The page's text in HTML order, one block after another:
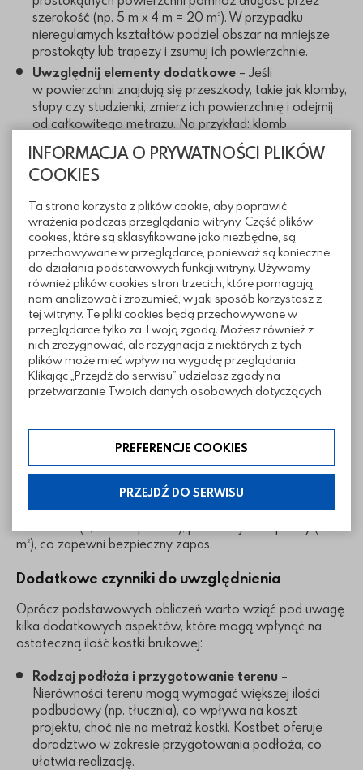
INFORMACJA O PRYWATNOŚCI PLIKÓW
COOKIES
Ta strona korzysta z plików cookie, aby poprawić
wrażenia podczas przeglądania witryny. Część plików
cookies, które są sklasyfikowane jako niezbędne, są
przechowywane w przeglądarce, ponieważ są konieczne
do działania podstawowych funkcji witryny. Używamy
również plików cookies stron trzecich, które pomagają
nam analizować i zrozumieć, w jaki sposób korzystasz z
tej witryny. Te pliki cookies będą przechowywane w
przeglądarce tylko za Twoją zgodą. Możesz również z
nich zrezygnować, ale rezygnacja z niektórych z tych
plików może mieć wpływ na wygodę przeglądania.
Klikając „Przejdź do serwisu” udzielasz zgody na
przetwarzanie Twoich danych osobowych dotyczących
zakres klikając w „Preferencje cookies”. W każdej chwili
możesz modyfikować udzielone zgody w zakładce:
informacje i regulaminy — ustawienia cookies.
PREFERENCJE COOKIES
PRZEJDŹ DO SERWISU
szerokość (np. 5 m x 4 m = 20 m²). W przypadku
nieregularnych kształtów podziel obszar na mniejsze
prostokąty lub trapezy i zsumuj ich powierzchnie.
Uwzględnij elementy dodatkowe – Jeśli
w powierzchni znajdują się przeszkody, takie jak klomby,
słupy czy studzienki, zmierz ich powierzchnię i odejmij
od całkowitego metrażu. Na przykład: klomb
o wymiarach 1 m x 1 m to 1 m², który należy odjąć.
Dodaj zapas na docinanie– Kostka brukowa często
wymaga przycinania, szczególnie przy krawędziach,
zapasu w zależności od skomplikowania wzoru. Dla
prostych układów wystarczy 5% (np. 20 m² x 1,05 = 21
m²), dla bardziej złożonych, jak mozaiki, nawet 10%.
Sprawdź wymagania podjazdu– Jeśli kostka ma
być użyta na podjeździe, wybierz grubszą kostkę (np. 8
cm, jak Akropolis od Kostbet) i upewnij się, że
obliczenia uwzględniają obciążenie. W takich
przypadkach zapas może być nieco większy, np. 7-10%,
ze względu na konieczność stabilniejszego układania.
Skonsultuj się z dostawcą– Po wstępnych
obliczeniach skontaktuj się z Kostbet, aby potwierdzić
palecie). Firma pomoże dostosować zamówienie,
uwzględniając specyfikę wybranego produktu.
Przykład: Dla prostokątnego podjazdu o wymiarach 6 m x
5 m powierzchnia wynosi 30 m². Dodając 5% zapasu (30
m² x 1,05), otrzymujemy 31,5 m². Jeśli wybierzesz kostkę
Moments® (11,9 m² na palecie), potrzebujesz 3 palety (35,7
m²), co zapewni bezpieczny zapas.
Dodatkowe czynniki do uwzględnienia
Oprócz podstawowych obliczeń warto wziąć pod uwagę
kilka dodatkowych aspektów, które mogą wpłynąć na
ostateczną ilość kostki brukowej:
Rodzaj podłoża i przygotowanie terenu –
Nierówności terenu mogą wymagać większej ilości
podbudowy (np. tłucznia), co wpływa na koszt
projektu, choć nie na metraż kostki. Kostbet oferuje
doradztwo w zakresie przygotowania podłoża, co
ułatwia realizację.